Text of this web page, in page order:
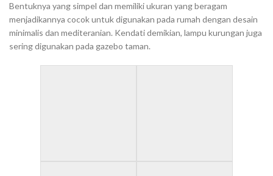
Bentuknya yang simpel dan memiliki ukuran yang beragam
menjadikannya cocok untuk digunakan pada rumah dengan desain
minimalis dan mediteranian. Kendati demikian, lampu kurungan juga
sering digunakan pada gazebo taman.